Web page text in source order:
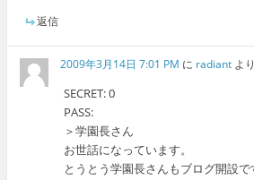
返信
2009年3月14日 7:01 PM に radiant より
SECRET: 0
PASS:
＞学園長さん
お世話になっています。
とうとう学園長さんもブログ開設